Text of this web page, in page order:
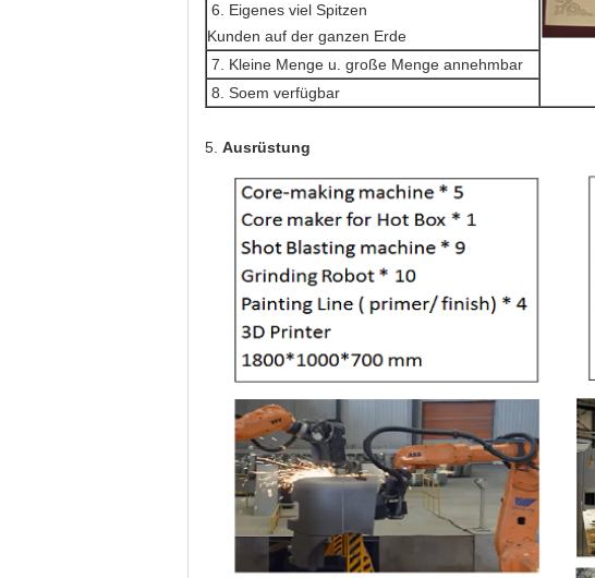
6. Eigenes viel Spitzen
Kunden auf der ganzen Erde
7. Kleine Menge u. große Menge annehmbar
8. Soem verfügbar
5. Ausrüstung